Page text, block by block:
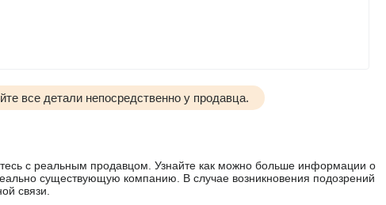
все детали непосредственно у продавца.
с реальным продавцом. Узнайте как можно больше информации о
существующую компанию. В случае возникновения подозрений
связи.